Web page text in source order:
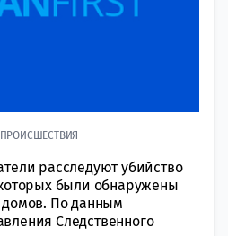
ПРОИСШЕСТВИЯ
расследуют убийство
были обнаружены
домов. По данным
Следственного